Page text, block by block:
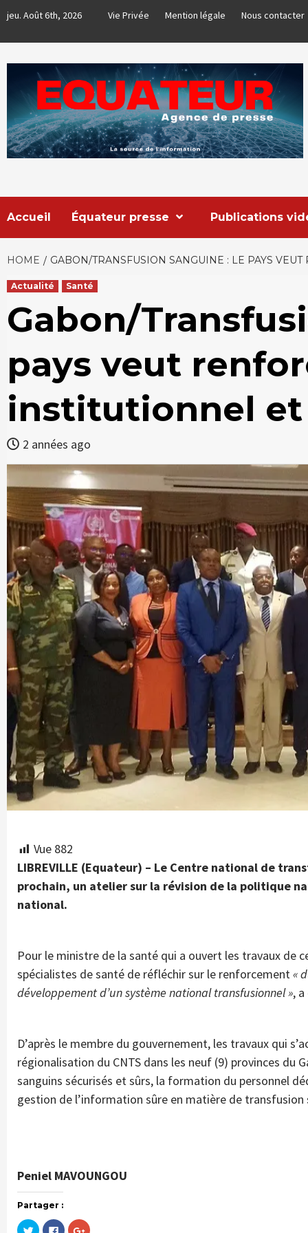
to
content
jeu. Août 6th, 2026 Vie Privée Mention légale Nous contacter
EQUATEUR
Accueil Équateur presse Publications
HOME GABON/TRANSFUSION SANGUINE : LE PAYS
Actualité Santé
Gabon/
pays veut
institutionnel
2 années ago
Vue 882
LIBREVILLE (Equateur) – Le Centre national de
prochain, un atelier sur la révision de la politique
national.
Pour le ministre de la santé qui a ouvert les travaux de
spécialistes de santé de réfléchir sur le renforcement«
développement d’un système national transfusionnel »,
D’après le membre du gouvernement, les travaux qui
régionalisation du CNTS dans les neuf (9) provinces du
sanguins sécurisés et sûrs, la formation du personnel
gestion de l’information sûre en matière de transfusion
Peniel MAVOUNGOU
Partager :
CliquezCliquezCliquez